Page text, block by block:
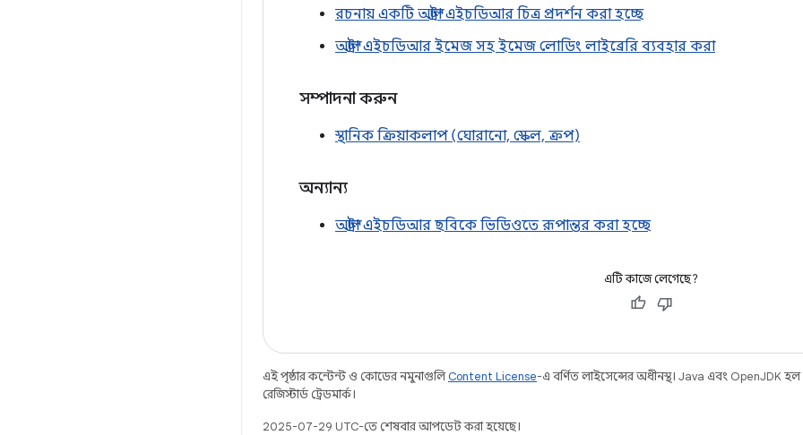
রচনায় একটি আল্ট্রা এইচডিআর চিত্র প্রদর্শন করা হচ্ছে
আল্ট্রা এইচডিআর ইমেজ সহ ইমেজ লোডিং লাইব্রেরি ব্যবহার করা
সম্পাদনা করুন
স্থানিক ক্রিয়াকলাপ (ঘোরানো, স্কেল, ক্রপ)
অন্যান্য
আল্ট্রা এইচডিআর ছবিকে ভিডিওতে রূপান্তর করা হচ্ছে
এটি কাজে লেগেছে?
এই পৃষ্ঠার কন্টেন্ট ও কোডের নমুনাগুলিContent License-এ বর্ণিত লাইসেন্সের অধীনস্থ। Java এবং OpenJDK
রেজিস্টার্ড ট্রেডমার্ক।
2025-07-29 UTC-তে শেষবার আপডেট করা হয়েছে।